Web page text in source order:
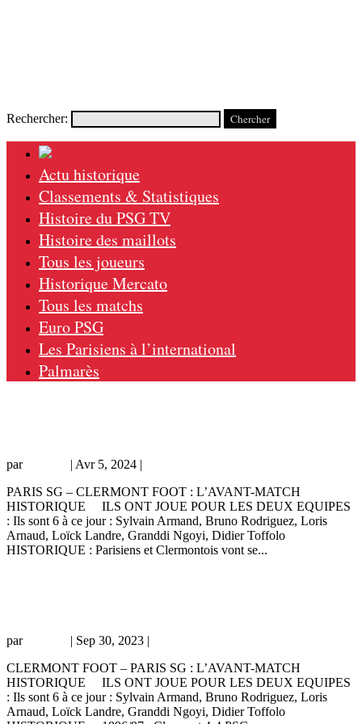
Rechercher:
Actu historique
Classements & Statistiques
Histoire du PSG TV
Histoire des maillots
Tous les joueurs
Historique Mercato
Tous les matchs
Euro PSG
Les Parisiens à l’international
Palmarès
par | Avr 5, 2024 |
PARIS SG – CLERMONT FOOT : L’AVANT-MATCH
HISTORIQUE ILS ONT JOUE POUR LES DEUX EQUIPES
: Ils sont 6 à ce jour : Sylvain Armand, Bruno Rodriguez, Loris
Arnaud, Loïck Landre, Granddi Ngoyi, Didier Toffolo
HISTORIQUE : Parisiens et Clermontois vont se...
par | Sep 30, 2023 |
CLERMONT FOOT – PARIS SG : L’AVANT-MATCH
HISTORIQUE ILS ONT JOUE POUR LES DEUX EQUIPES
: Ils sont 6 à ce jour : Sylvain Armand, Bruno Rodriguez, Loris
Arnaud, Loïck Landre, Granddi Ngoyi, Didier Toffolo